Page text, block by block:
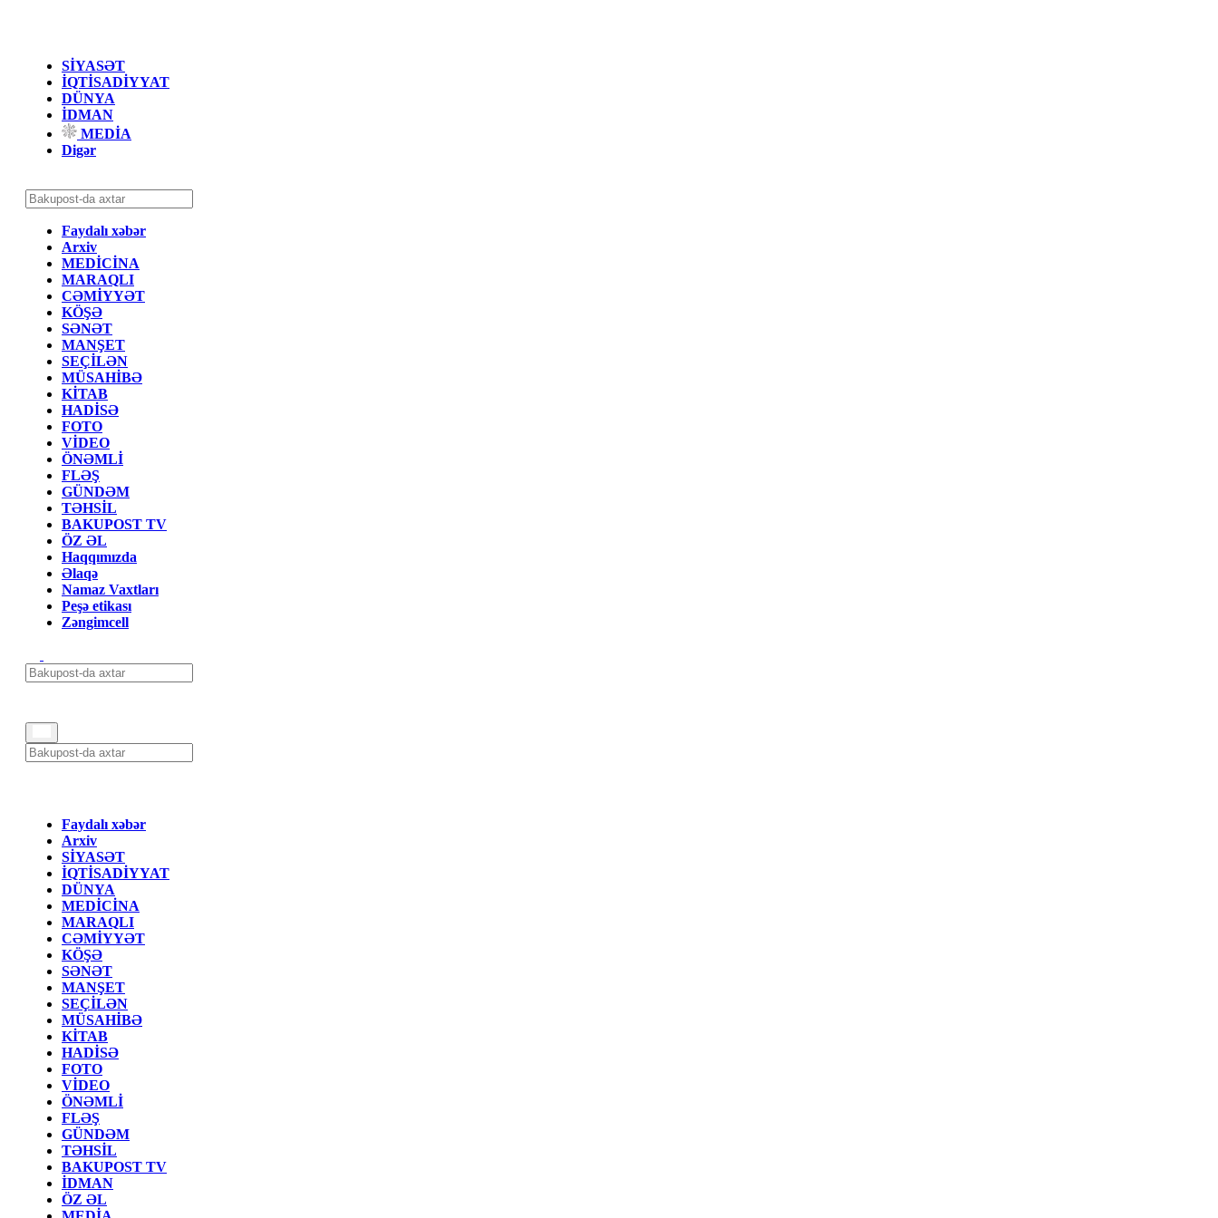
SİYASƏT
İQTİSADİYYAT
DÜNYA
İDMAN
MEDİA
Digər
Faydalı xəbər
Arxiv
MEDİCİNA
MARAQLI
CƏMİYYƏT
KÖŞƏ
SƏNƏT
MANŞET
SEÇİLƏN
MÜSAHİBƏ
KİTAB
HADİSƏ
FOTO
VİDEO
ÖNƏMLİ
FLƏŞ
GÜNDƏM
TƏHSİL
BAKUPOST TV
ÖZ ƏL
Haqqımızda
Əlaqə
Namaz Vaxtları
Peşə etikası
Zəngimcell
Faydalı xəbər
Arxiv
SİYASƏT
İQTİSADİYYAT
DÜNYA
MEDİCİNA
MARAQLI
CƏMİYYƏT
KÖŞƏ
SƏNƏT
MANŞET
SEÇİLƏN
MÜSAHİBƏ
KİTAB
HADİSƏ
FOTO
VİDEO
ÖNƏMLİ
FLƏŞ
GÜNDƏM
TƏHSİL
BAKUPOST TV
İDMAN
ÖZ ƏL